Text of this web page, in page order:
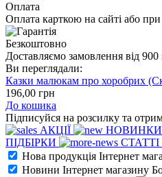
Оплата
Оплата карткою на сайті або
Безкоштовно
Доставляємо замовлення від 900
Ви переглядали:
Казки малюкам про хоробрих
196,00 грн
До кошика
Підписуйся на розсилку та
АКЦІЇ
НОВИНКИ
ПІДБІРКИ
Нова продукція Інтернет
Новини Інтернет магазину